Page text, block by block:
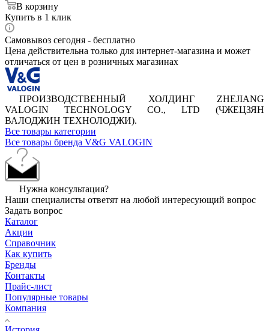
В корзину
Купить в 1 клик
Самовывоз сегодня - бесплатно
Цена действительна только для интернет-магазина и может
отличаться от цен в розничных магазинах
ПРОИЗВОДСТВЕННЫЙ ХОЛДИНГ ZHEJIANG
VALOGIN TECHNOLOGY CO., LTD (ЧЖЕЦЗЯН
ВАЛОДЖИН ТЕХНОЛОДЖИ).
Все товары категории
Все товары бренда V&G VALOGIN
Нужна консультация?
Наши специалисты ответят на любой интересующий вопрос
Задать вопрос
Каталог
Акции
Справочник
Как купить
Бренды
Контакты
Прайс-лист
Популярные товары
Компания